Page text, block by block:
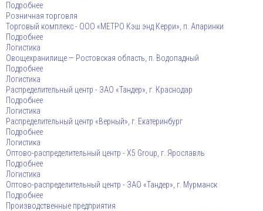
Подробнее
Розничная торговля
Торговый комплекс - ООО «МЕТРО Кэш энд Керри», п. Апаринки
Подробнее
Логистика
Овощехранилище — Ростовская область, п. Водопадный
Подробнее
Логистика
Распределительный центр - ЗАО «Тандер», г. Краснодар
Подробнее
Логистика
Распределительный центр «Верный», г. Екатеринбург
Подробнее
Логистика
Оптово-распределительный центр - Х5 Group, г. Ярославль
Подробнее
Логистика
Оптово-распределительный центр - ЗАО «Тандер», г. Мурманск
Подробнее
Производственные предприятия